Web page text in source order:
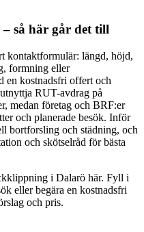
så här går det till
kontaktformulär: längd, höjd,
formning eller
en kostnadsfri offert och
RUT-avdrag på
medan företag och BRF:er
och planerade besök. Inför
bortforsling och städning, och
och skötselråd för bästa
i Dalarö här. Fyll i
eller begära en kostnadsfri
och pris.